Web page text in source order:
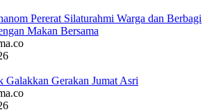
Pererat Silaturahmi Warga dan Berbagi
Makan Bersama
Galakkan Gerakan Jumat Asri